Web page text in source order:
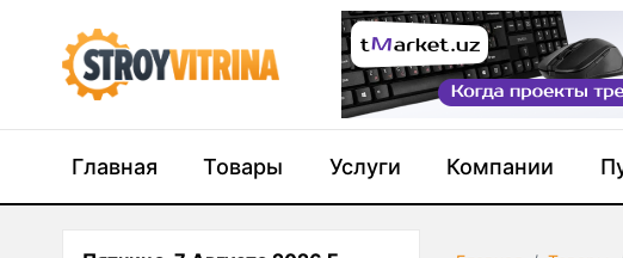
Главная Товары Услуги Компании